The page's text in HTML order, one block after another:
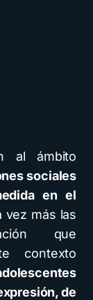
al ámbito
sociales
en el
vez más las
que
contexto
de